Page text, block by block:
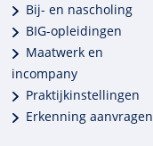
Bij- en nascholing
BIG-opleidingen
Maatwerk en
incompany
Praktijkinstellingen
Erkenning aanvragen